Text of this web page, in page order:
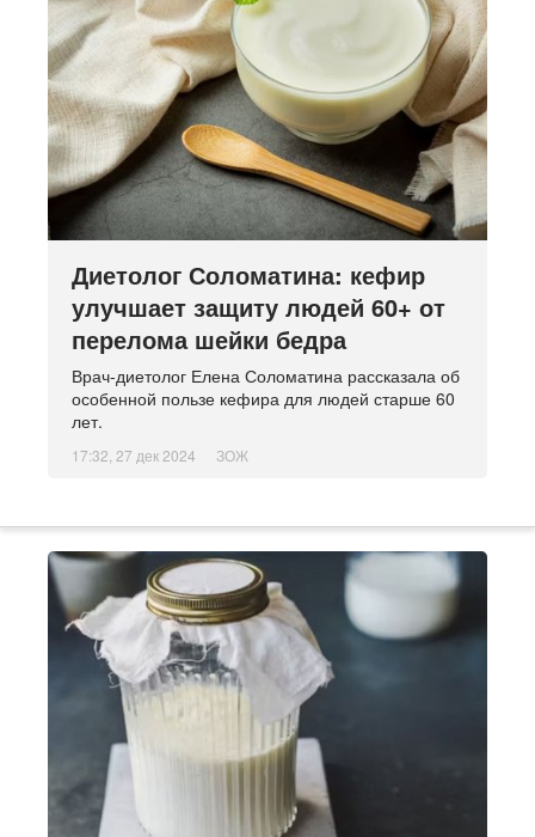
Диетолог Соломатина: кефир
улучшает защиту людей 60+ от
перелома шейки бедра
Врач-диетолог Елена Соломатина рассказала об
особенной пользе кефира для людей старше 60
лет.
17:32, 27 дек 2024 ЗОЖ